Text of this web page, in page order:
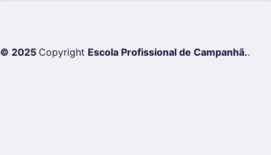
© 2025 Copyright Escola Profissional de Campanhã..